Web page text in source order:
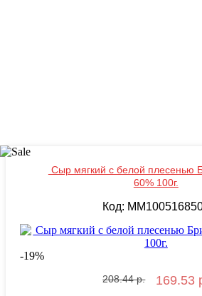
Сыр мягкий с белой плесенью
60% 100г.
Код:
-19%
208.44 р. 169.53